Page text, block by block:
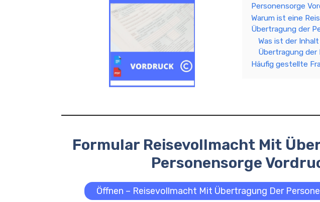
Personensorge
Warum ist eine
Übertragung der
Was ist der
Übertragung der
Häufig gestellte
Formular Reisevollmacht Mit
Personensorge
Öffnen – Reisevollmacht Mit Übertragung Der